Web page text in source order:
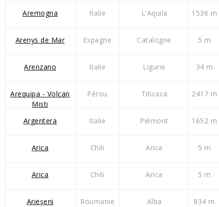
Aremogna Italie L'Aquila 1536 m
Arenys de Mar Espagne Catalogne 5 m
Arenzano Italie Ligurie 34 m
Arequipa - Volcan
Misti
Pérou Titicaca 2417 m
Argentera Italie Piémont 1652 m
Arica Chili Arica 5 m
Arica Chili Arica 5 m
Arieşeni Roumanie Alba 834 m